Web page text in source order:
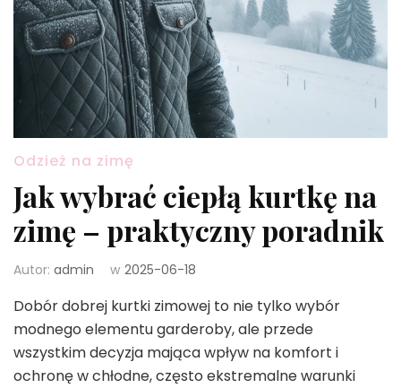
Odzież na zimę
Jak wybrać ciepłą kurtkę na
zimę – praktyczny poradnik
Autor: admin w 2025-06-18
Dobór dobrej kurtki zimowej to nie tylko wybór
modnego elementu garderoby, ale przede
wszystkim decyzja mająca wpływ na komfort i
ochronę w chłodne, często ekstremalne warunki